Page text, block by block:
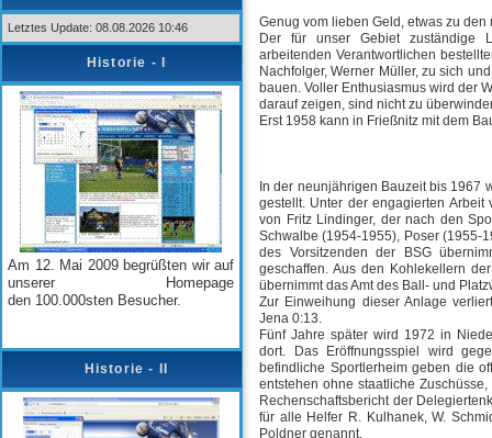
Letztes Update: 08.08.2026 10:46
Historie - I
Am 12. Mai 2009 begrüßten wir auf
unserer Homepage
den 100.000sten Besucher.
Historie - II
Genug vom lieben Geld, etwas zu
Der für unser Gebiet zuständige
arbeitenden Verantwortlichen
Nachfolger, Werner Müller, zu sich
bauen. Voller Enthusiasmus wird der
darauf zeigen, sind nicht zu
Erst 1958 kann in Frießnitz mit dem
In der neunjährigen Bauzeit bis 1967
gestellt. Unter der engagierten
von Fritz Lindinger, der nach den
Schwalbe (1954-1955), Poser (1955-
des Vorsitzenden der BSG
geschaffen. Aus den Kohlekellern
übernimmt das Amt des Ball- und
Zur Einweihung dieser Anlage
Jena 0:13.
Fünf Jahre später wird 1972 in
dort. Das Eröffnungsspiel wird
befindliche Sportlerheim geben die
entstehen ohne staatliche
Rechenschaftsbericht der
für alle Helfer R. Kulhanek, W.
Poldner genannt.